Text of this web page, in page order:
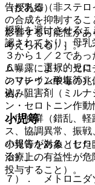
（授乳婦）
授乳を避けさせる
認されており、母
３から１／２であ
ム曝露により、児
のリチウム中毒の
例））。
小児等
小児等を対象とし
治療上の有益性が
投与すること）。
告がある（非ステ
の合成を抑制する
影響する可能性が
考えられる）］。
６）． 選択的セロ
ンマレイン酸塩等
込み阻害剤（ミルナ
ン・セロトニン作
ン症候群（錯乱、軽
ス、協調異常、振
の報告がある（セ
る）］。
７）． メトロニダ